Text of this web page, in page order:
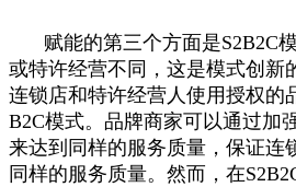
赋能的第三个方面是S2B2C
或特许经营不同，这是模式创新
连锁店和特许经营人使用授权的
B2C模式。品牌商家可以通过加
来达到同样的服务质量，保证连
同样的服务质量。然而，在